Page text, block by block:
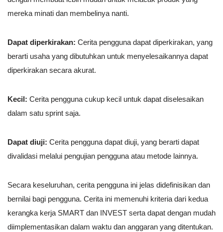
mereka minati dan membelinya nanti.
Dapat diperkirakan: Cerita pengguna dapat diperkirakan, yang
berarti usaha yang dibutuhkan untuk menyelesaikannya dapat
diperkirakan secara akurat.
Kecil: Cerita pengguna cukup kecil untuk dapat diselesaikan
dalam satu sprint saja.
Dapat diuji: Cerita pengguna dapat diuji, yang berarti dapat
divalidasi melalui pengujian pengguna atau metode lainnya.
Secara keseluruhan, cerita pengguna ini jelas didefinisikan dan
bernilai bagi pengguna. Cerita ini memenuhi kriteria dari kedua
kerangka kerja SMART dan INVEST serta dapat dengan mudah
diimplementasikan dalam waktu dan anggaran yang ditentukan.